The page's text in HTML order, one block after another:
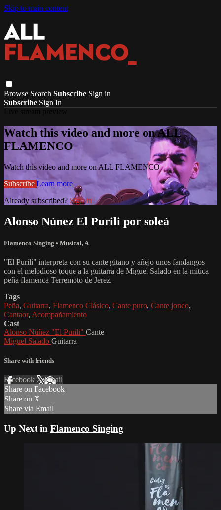
Skip to main content
Browse Search Subscribe Sign in
Subscribe Sign In
Watch this video and more on ALL
FLAMENCO
Watch this video and more on ALL FLAMENCO
Subscribe Learn more
Already subscribed? Sign in
Alonso Núnez El Purili por soleá
Flamenco Singing • Musical, A
"El Purili" interpreta con su cante gitano y añejo unos fandangos
con el melodioso toque a la guitarra de Miguel Salado en la mítica
peña flamenca Terremoto de Jerez.
Tags
Peña, Guitarra, Flamenco Clásico, Cante puro, Cante jondo,
Cantaor, Acompañamiento
Cast
Alonso Núñez "El Purili" Cante
Miguel Salado Guitarra
Share with friends
Facebook XEmail
Share on Facebook
Share on X
Share via Email
Up Next in Flamenco Singing